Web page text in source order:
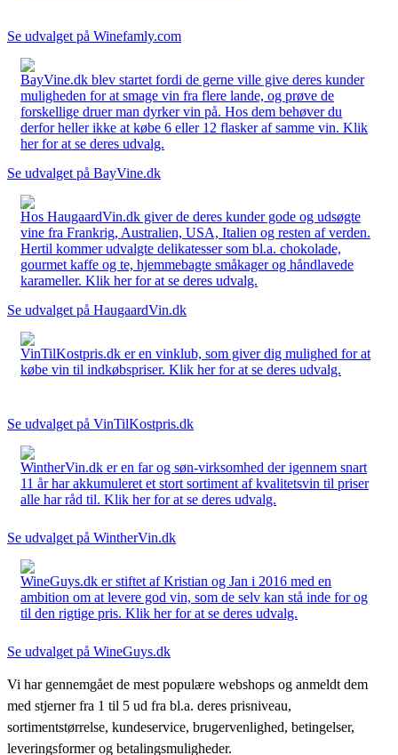
Se udvalget på Winefamly.com
BayVine.dk blev startet fordi de gerne ville give deres kunder
muligheden for at smage vin fra flere lande, og prøve de
forskellige druer man dyrker vin på. Hos dem behøver du
derfor heller ikke at købe 6 eller 12 flasker af samme vin. Klik
her for at se deres udvalg.
Se udvalget på BayVine.dk
Hos HaugaardVin.dk giver de deres kunder gode og udsøgte
vine fra Frankrig, Australien, USA, Italien og resten af verden.
Hertil kommer udvalgte delikatesser som bl.a. chokolade,
gourmet kaffe og te, hjemmebagte småkager og håndlavede
karameller. Klik her for at se deres udvalg.
Se udvalget på HaugaardVin.dk
VinTilKostpris.dk er en vinklub, som giver dig mulighed for at
købe vin til indkøbspriser. Klik her for at se deres udvalg.
Se udvalget på VinTilKostpris.dk
WintherVin.dk er en far og søn-virksomhed der igennem snart
11 år har akkumuleret et stort sortiment af kvalitetsvin til priser
alle har råd til. Klik her for at se deres udvalg.
Se udvalget på WintherVin.dk
WineGuys.dk er stiftet af Kristian og Jan i 2016 med en
ambition om at levere god vin, som de selv kan stå inde for og
til den rigtige pris. Klik her for at se deres udvalg.
Se udvalget på WineGuys.dk
Vi har gennemgået de mest populære webshops og anmeldt dem
med stjerner fra 1 til 5 ud fra bl.a. deres prisniveau,
sortimentstørrelse, kundeservice, brugervenlighed, betingelser,
leveringsformer og betalingsmuligheder.